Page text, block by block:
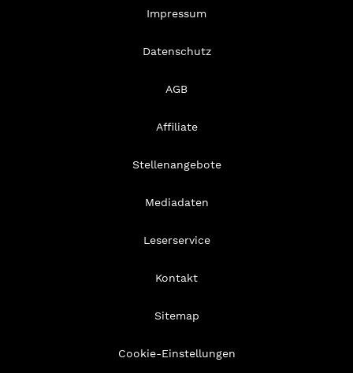
Impressum
Datenschutz
AGB
Affiliate
Stellenangebote
Mediadaten
Leserservice
Kontakt
Sitemap
Cookie-Einstellungen